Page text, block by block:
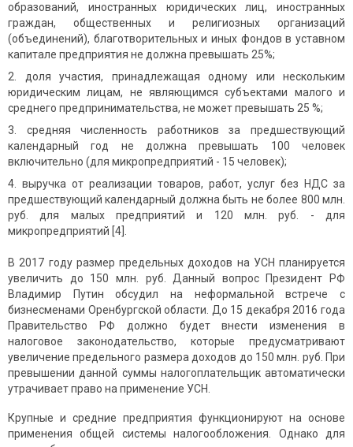
образований, иностранных юридических лиц, иностранных
граждан, общественных и религиозных организаций
(объединений), благотворительных и иных фондов в уставном
капитале предприятия не должна превышать 25%;
доля участия, принадлежащая одному или нескольким
юридическим лицам, не являющимся субъектами малого и
среднего предпринимательства, не может превышать 25 %;
средняя численность работников за предшествующий
календарный год не должна превышать 100 человек
включительно (для микропредприятий - 15 человек);
выручка от реализации товаров, работ, услуг без НДС за
предшествующий календарный должна быть не более 800 млн.
руб. для малых предприятий и 120 млн. руб. - для
микропредприятий [4].
В 2017 году размер предельных доходов на УСН планируется
увеличить до 150 млн. руб. Данный вопрос Президент РФ
Владимир Путин обсудил на неформальной встрече с
бизнесменами Оренбургской области. До 15 декабря 2016 года
Правительство РФ должно будет внести изменения в
налоговое законодательство, которые предусматривают
увеличение предельного размера доходов до 150 млн. руб. При
превышении данной суммы налогоплательщик автоматически
утрачивает право на применение УСН.
Крупные и средние предприятия функционируют на основе
применения общей системы налогообложения. Однако для